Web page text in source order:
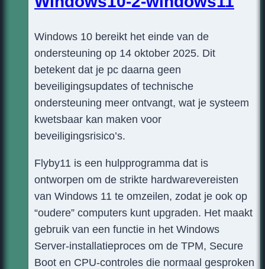
Windows 10 bereikt het einde van de
ondersteuning op 14 oktober 2025. Dit
betekent dat je pc daarna geen
beveiligingsupdates of technische
ondersteuning meer ontvangt, wat je systeem
kwetsbaar kan maken voor
beveiligingsrisico’s.
Flyby11 is een hulpprogramma dat is
ontworpen om de strikte hardwarevereisten
van Windows 11 te omzeilen, zodat je ook op
“oudere” computers kunt upgraden. Het maakt
gebruik van een functie in het Windows
Server-installatieproces om de TPM, Secure
Boot en CPU-controles die normaal gesproken